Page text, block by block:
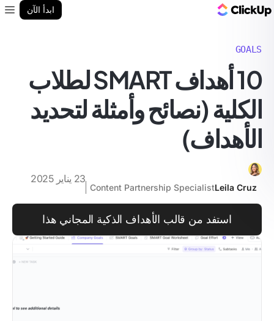
ابدأ الآن
GOALS
10 أهداف SMART لطلاب
الكلية (نصائح وأمثلة لتحديد
الأهداف)
Leila Cruz
Content Partnership Specialist
23 يناير 2025
استفد من قالب الأهداف الذكية المجاني هذا